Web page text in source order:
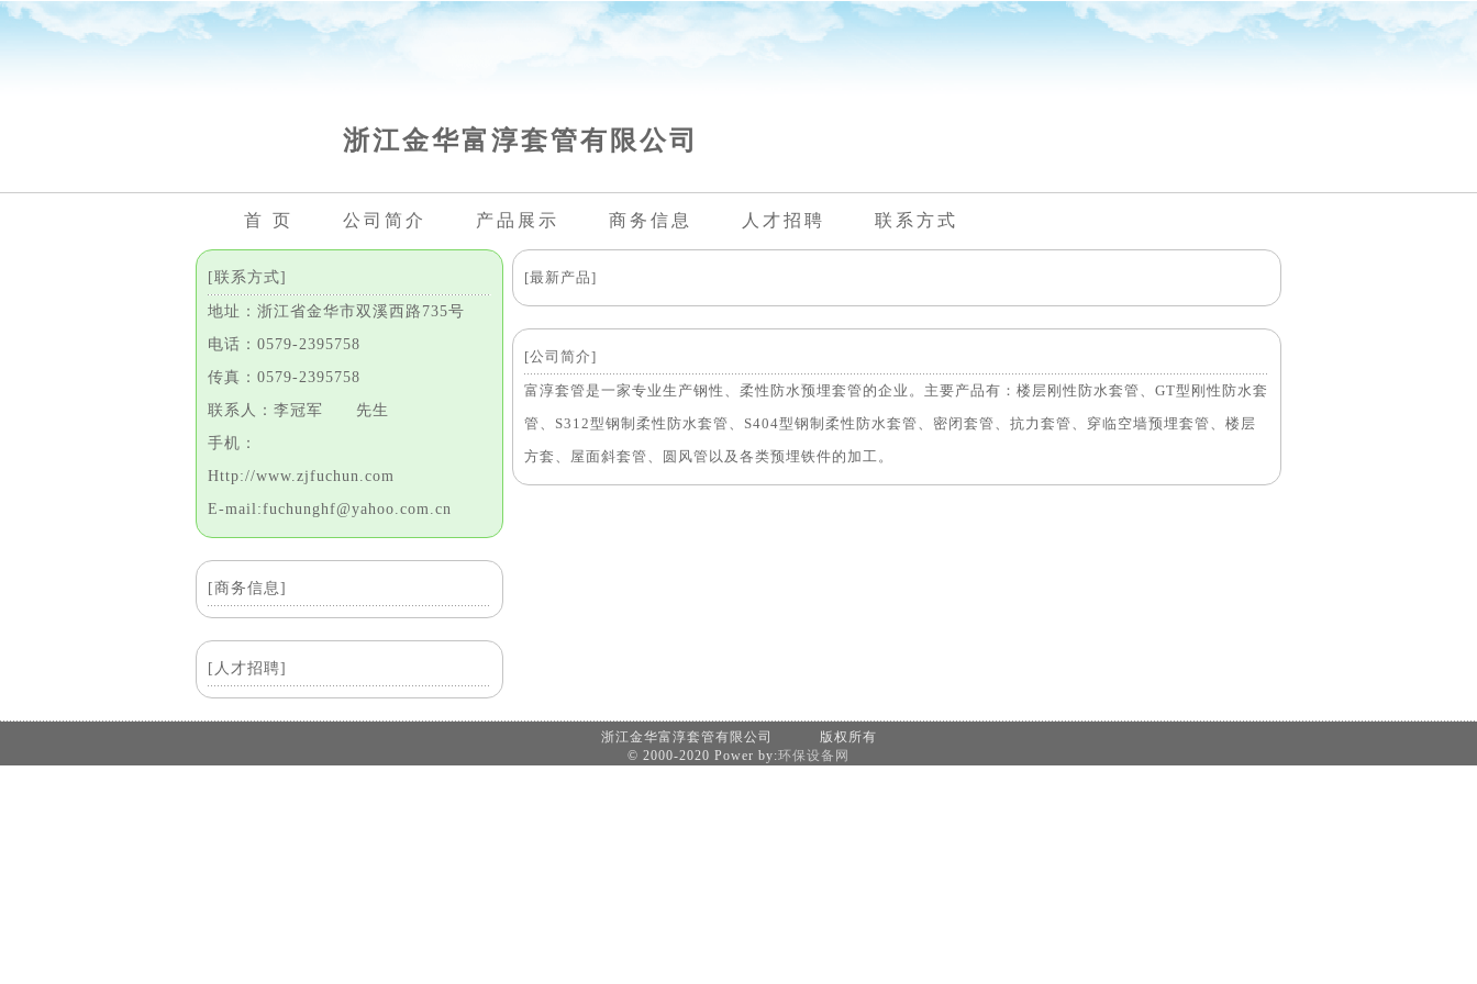
浙江金华富淳套管有限公司
首 页 公司简介 产品展示 商务信息 人才招聘 联系方式
[联系方式]
地址：浙江省金华市双溪西路735号
电话：0579-2395758
传真：0579-2395758
联系人：李冠军 先生
手机：
Http://www.zjfuchun.com
E-mail:fuchunghf@yahoo.com.cn
[商务信息]
[人才招聘]
[最新产品]
[公司简介]
富淳套管是一家专业生产钢性、柔性防水预埋套管的企业。主要产品有：楼层刚性防水套管、GT型刚性防水套
管、S312型钢制柔性防水套管、S404型钢制柔性防水套管、密闭套管、抗力套管、穿临空墙预埋套管、楼层
方套、屋面斜套管、圆风管以及各类预埋铁件的加工。
浙江金华富淳套管有限公司 版权所有
© 2000-2020 Power by:环保设备网